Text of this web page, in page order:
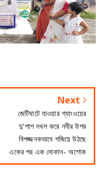
Next
জেটিঘাটে যাওয়ার গ্যাংওয়ের
দু'পাশ দখল করে নদীর উপর
বিপজ্জনকভাবে গজিয়ে উঠছে
একের পর এক দোকান- অশোক